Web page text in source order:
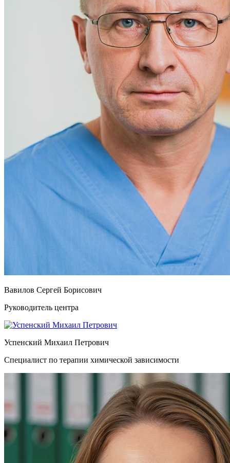
Вавилов Сергей Борисович
Руководитель центра
Успенский Михаил Петрович
Специалист по терапии химической зависимости